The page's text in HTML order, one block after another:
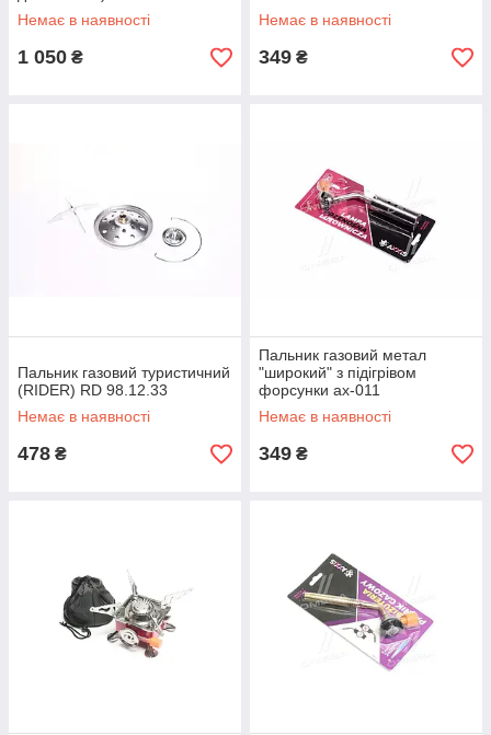
Немає в наявності
1 050 ₴
Немає в наявності
349 ₴
Пальник газовий туристичний
(RIDER) RD 98.12.33
Немає в наявності
478 ₴
Пальник газовий метал
"широкий" з підігрівом
форсунки ax-011
Немає в наявності
349 ₴